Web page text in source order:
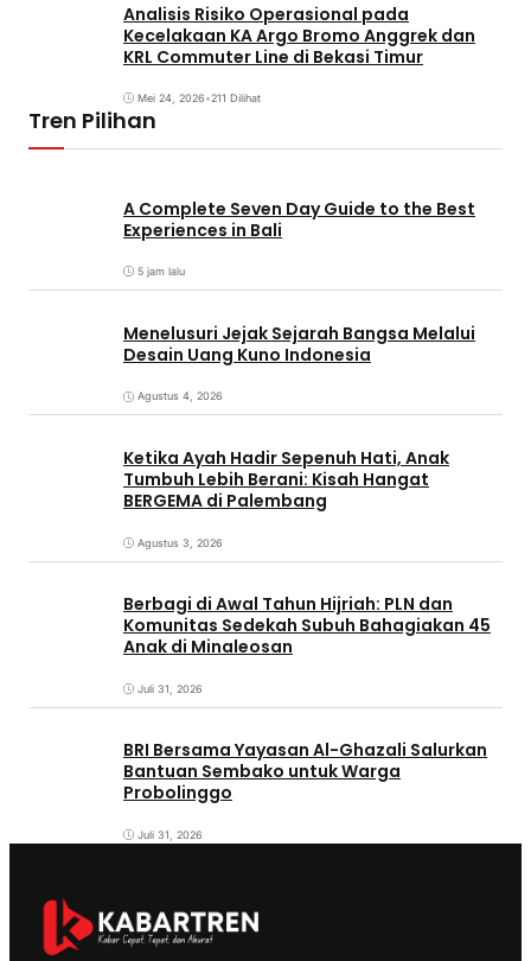
Analisis Risiko Operasional pada
Kecelakaan KA Argo Bromo Anggrek dan
KRL Commuter Line di Bekasi Timur
Mei 24, 2026•211 Dilihat
Tren Pilihan
A Complete Seven Day Guide to the Best
Experiences in Bali
5 jam lalu
Menelusuri Jejak Sejarah Bangsa Melalui
Desain Uang Kuno Indonesia
Agustus 4, 2026
Ketika Ayah Hadir Sepenuh Hati, Anak
Tumbuh Lebih Berani: Kisah Hangat
BERGEMA di Palembang
Agustus 3, 2026
Berbagi di Awal Tahun Hijriah: PLN dan
Komunitas Sedekah Subuh Bahagiakan 45
Anak di Minaleosan
Juli 31, 2026
BRI Bersama Yayasan Al-Ghazali Salurkan
Bantuan Sembako untuk Warga
Probolinggo
Juli 31, 2026